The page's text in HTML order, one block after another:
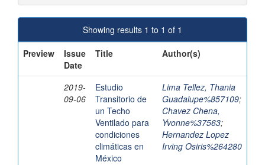
Showing results 1 to 1 of 1
Preview
Issue
Date
Title Author(s)
2019-
09-06
Estudio
Transitorio de
un Techo
Ventilado para
condiciones
climáticas en
México
Lima Tellez, Thania
Guadalupe%857109;
Chavez Chena,
Yvonne%37563;
Hernandez Lopez
Irving Osiris%264280